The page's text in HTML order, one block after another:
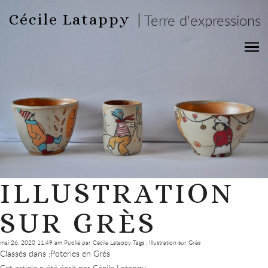
Cécile Latappy | Terre d'expressions
ILLUSTRATION
SUR GRÈS
mai 26, 2020 11:49 am Publié par Cécile Latappy Tags : Illustration sur Grès
Classés dans :Poteries en Grès